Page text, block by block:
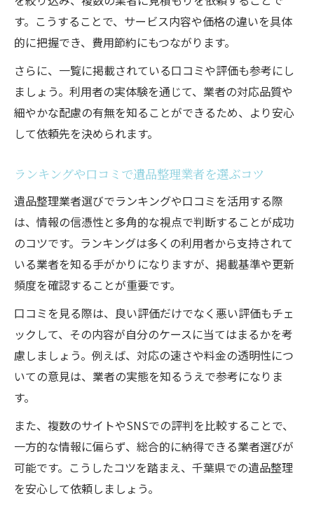
す。こうすることで、サービス内容や価格の違いを具体
的に把握でき、費用節約にもつながります。
さらに、一覧に掲載されている口コミや評価も参考にし
ましょう。利用者の実体験を通じて、業者の対応品質や
細やかな配慮の有無を知ることができるため、より安心
して依頼先を決められます。
ランキングや口コミで遺品整理業者を選ぶコツ
遺品整理業者選びでランキングや口コミを活用する際
は、情報の信憑性と多角的な視点で判断することが成功
のコツです。ランキングは多くの利用者から支持されて
いる業者を知る手がかりになりますが、掲載基準や更新
頻度を確認することが重要です。
口コミを見る際は、良い評価だけでなく悪い評価もチェ
ックして、その内容が自分のケースに当てはまるかを考
慮しましょう。例えば、対応の速さや料金の透明性につ
いての意見は、業者の実態を知るうえで参考になりま
す。
また、複数のサイトやSNSでの評判を比較することで、
一方的な情報に偏らず、総合的に納得できる業者選びが
可能です。こうしたコツを踏まえ、千葉県での遺品整理
を安心して依頼しましょう。